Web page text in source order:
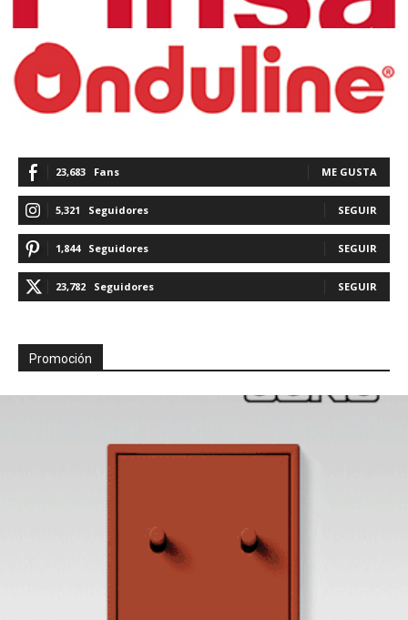
23,683 Fans ME GUSTA
5,321 Seguidores SEGUIR
1,844 Seguidores SEGUIR
23,782 Seguidores SEGUIR
Promoción